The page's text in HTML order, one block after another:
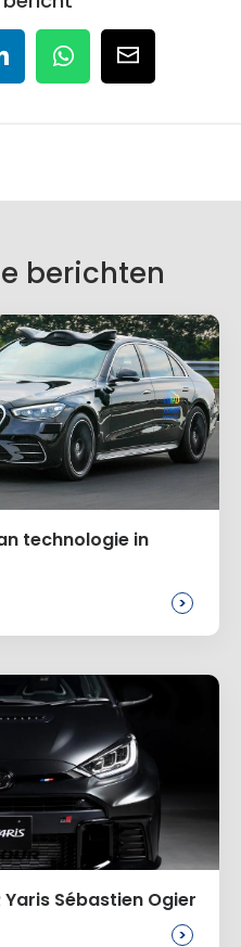
berichten
technologie in
>
Sébastien Ogier
>